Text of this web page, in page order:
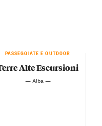
PASSEGGIATE E OUTDOOR
Alte Escursioni
— Alba —